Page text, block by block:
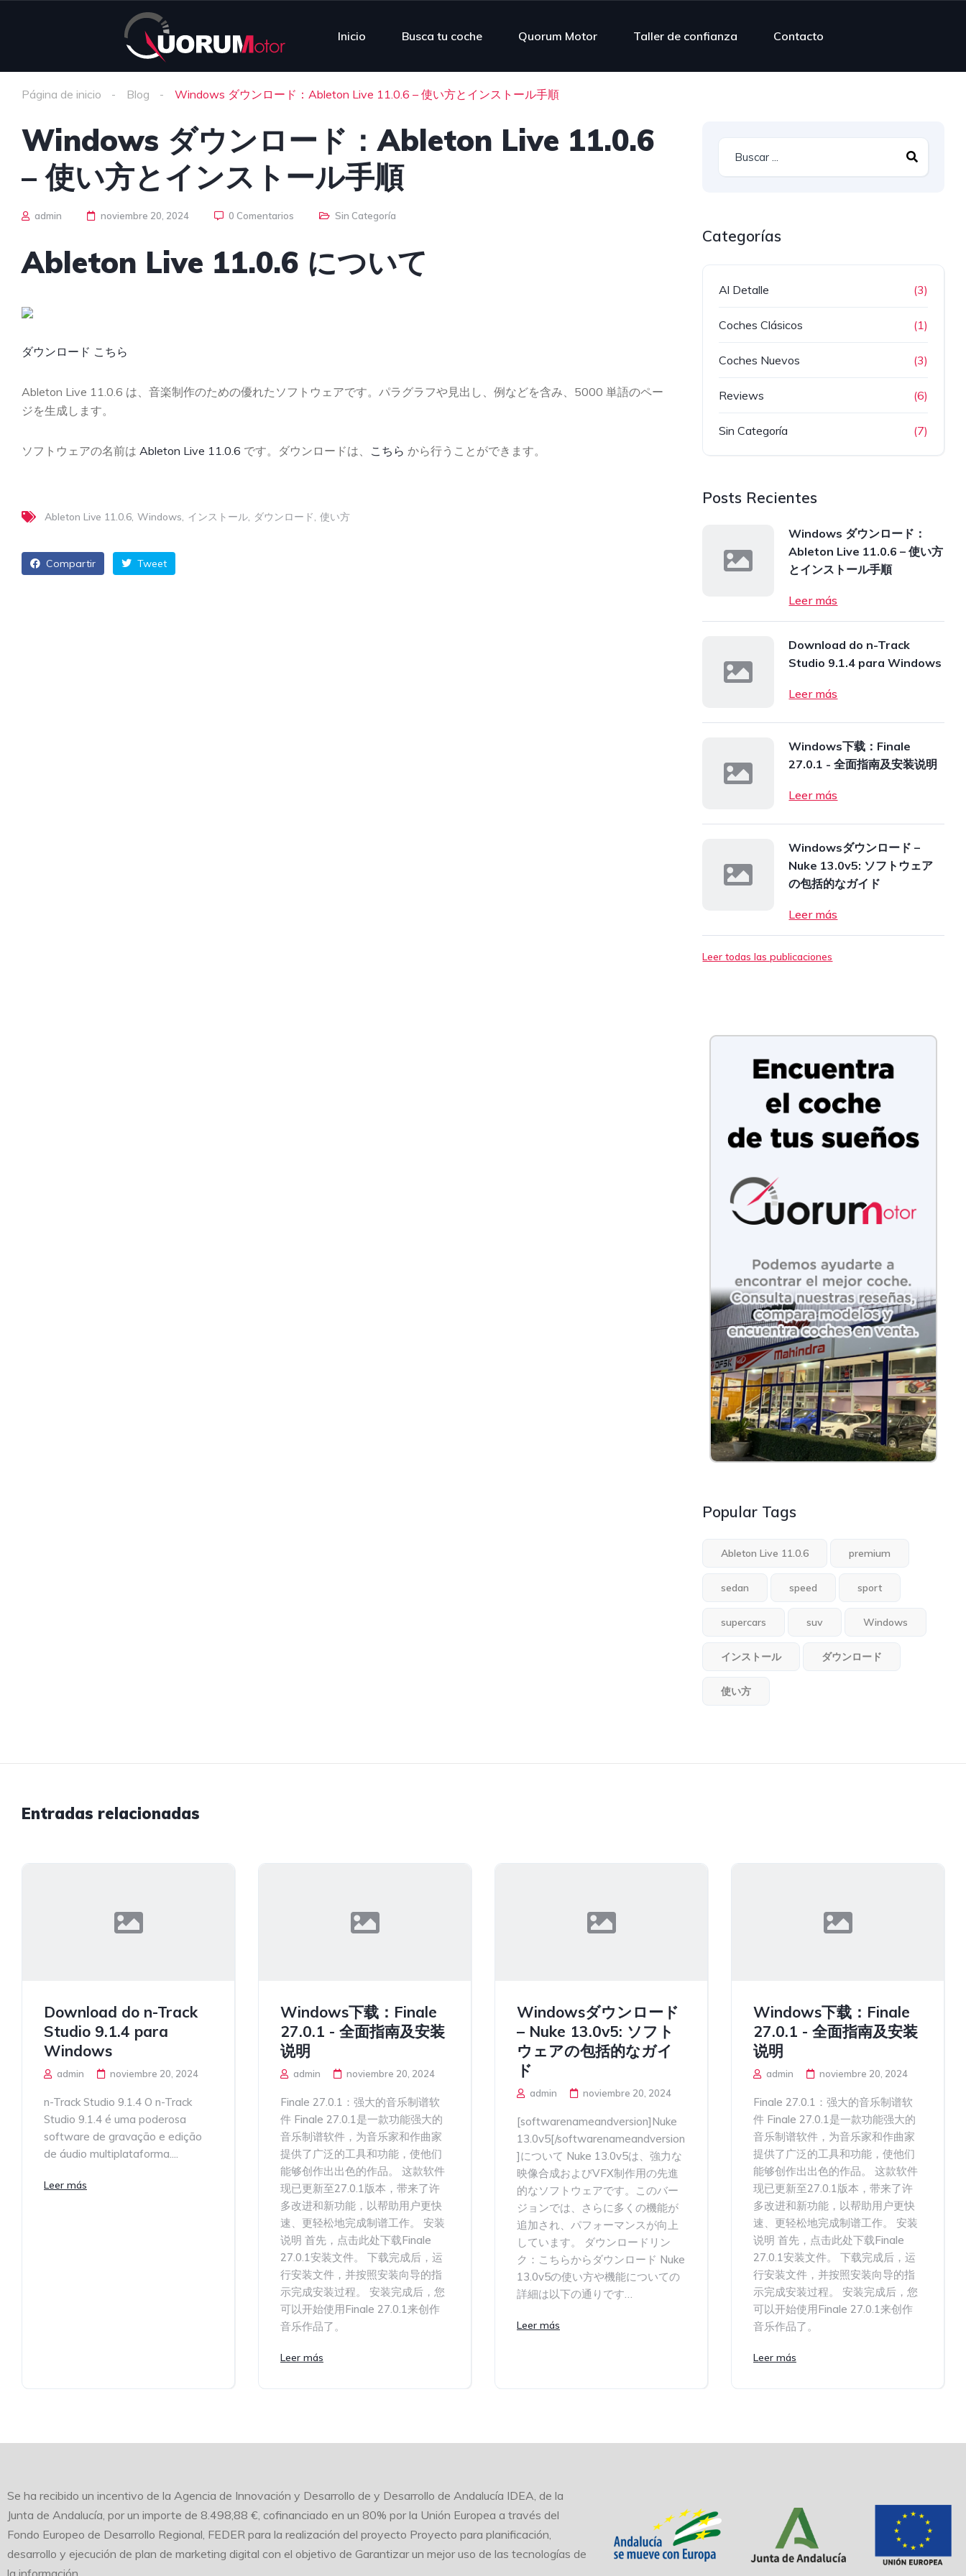
Inicio Busca tu coche Quorum Motor Taller de confianza Contacto
Página de inicio Blog Windows ダウンロード：Ableton Live 11.0.6 – 使い方とインストール手順
Windows ダウンロード：Ableton Live 11.0.6
– 使い方とインストール手順
admin noviembre 20, 2024 0 Comentarios Sin Categoría
Ableton Live 11.0.6 について
ダウンロード こちら
Ableton Live 11.0.6 は、音楽制作のための優れたソフトウェアです。パラグラフや見出し、例などを含み、5000 単語のペー
ジを生成します。
ソフトウェアの名前は Ableton Live 11.0.6 です。ダウンロードは、 こちら から行うことができます。
Ableton Live 11.0.6 Windows インストール ダウンロード 使い方
Compartir Tweet
Categorías
Al Detalle (3)
Coches Clásicos (1)
Coches Nuevos (3)
Reviews (6)
Sin Categoría (7)
Posts Recientes
Windows ダウンロード：
Ableton Live 11.0.6 – 使い方
とインストール手順
Leer más
Download do n-Track
Studio 9.1.4 para Windows
Leer más
Windows下载：Finale
27.0.1 - 全面指南及安装说明
Leer más
Windowsダウンロード –
Nuke 13.0v5: ソフトウェア
の包括的なガイド
Leer más
Leer todas las publicaciones
Popular Tags
Ableton Live 11.0.6 premium
sedan speed sport
supercars suv Windows
インストール ダウンロード
使い方
Entradas relacionadas
Download do n-Track
Studio 9.1.4 para
Windows
admin noviembre 20, 2024
n-Track Studio 9.1.4 O n-Track
Studio 9.1.4 é uma poderosa
software de gravação e edição
de áudio multiplataforma....
Leer más
Windows下载：Finale
27.0.1 - 全面指南及安装
说明
admin noviembre 20, 2024
Finale 27.0.1：强大的音乐制谱软
件 Finale 27.0.1是一款功能强大的
音乐制谱软件，为音乐家和作曲家
提供了广泛的工具和功能，使他们
能够创作出出色的作品。 这款软件
现已更新至27.0.1版本，带来了许
多改进和新功能，以帮助用户更快
速、更轻松地完成制谱工作。 安装
说明 首先，点击此处下载Finale
27.0.1安装文件。 下载完成后，运
行安装文件，并按照安装向导的指
示完成安装过程。 安装完成后，您
可以开始使用Finale 27.0.1来创作
音乐作品了。
Leer más
Windowsダウンロード
– Nuke 13.0v5: ソフト
ウェアの包括的なガイ
ド
admin noviembre 20, 2024
[softwarenameandversion]Nuke
13.0v5[/softwarenameandversion
]について Nuke 13.0v5は、強力な
映像合成およびVFX制作用の先進
的なソフトウェアです。このバー
ジョンでは、さらに多くの機能が
追加され、パフォーマンスが向上
しています。 ダウンロードリン
ク：こちらからダウンロード Nuke
13.0v5の使い方や機能についての
詳細は以下の通りです…
Leer más
Windows下载：Finale
27.0.1 - 全面指南及安装
说明
admin noviembre 20, 2024
Finale 27.0.1：强大的音乐制谱软
件 Finale 27.0.1是一款功能强大的
音乐制谱软件，为音乐家和作曲家
提供了广泛的工具和功能，使他们
能够创作出出色的作品。 这款软件
现已更新至27.0.1版本，带来了许
多改进和新功能，以帮助用户更快
速、更轻松地完成制谱工作。 安装
说明 首先，点击此处下载Finale
27.0.1安装文件。 下载完成后，运
行安装文件，并按照安装向导的指
示完成安装过程。 安装完成后，您
可以开始使用Finale 27.0.1来创作
音乐作品了。
Leer más
Se ha recibido un incentivo de la Agencia de Innovación y Desarrollo de y Desarrollo de Andalucía IDEA, de la
Junta de Andalucía, por un importe de 8.498,88 €, cofinanciado en un 80% por la Unión Europea a través del
Fondo Europeo de Desarrollo Regional, FEDER para la realización del proyecto Proyecto para planificación,
desarrollo y ejecución de plan de marketing digital con el objetivo de Garantizar un mejor uso de las tecnologías de